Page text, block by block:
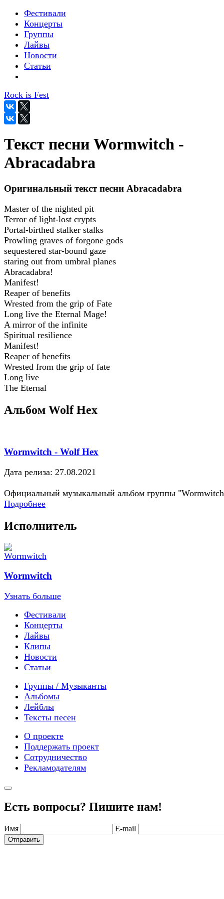
Фестивали
Концерты
Группы
Лайвы
Новости
Статьи
Rock is Fest
Текст песни Wormwitch -
Abracadabra
Оригинальный текст песни Abracadabra
Master of the nighted pit
Terror of light-lost crypts
Portal-birthed stalker stalks
Prowling graves of forgone gods
sequestered star-bound gaze
staring out from umbral planes
Abracadabra!
Manifest!
Reaper of benefits
Wrested from the grip of Fate
Long live the Eternal Mage!
A mirror of the infinite
Spiritual resilience
Manifest!
Reaper of benefits
Wrested from the grip of fate
Long live
The Eternal
Альбом Wolf Hex
Wormwitch - Wolf Hex
Дата релиза: 27.08.2021
Официальный музыкальный альбом группы
Подробнее
Исполнитель
Wormwitch
Узнать больше
Фестивали
Концерты
Лайвы
Клипы
Новости
Статьи
Группы / Музыканты
Альбомы
Лейблы
Тексты песен
О проекте
Поддержать проект
Сотрудничество
Рекламодателям
Есть вопросы? Пишите нам!
Имя E-mail